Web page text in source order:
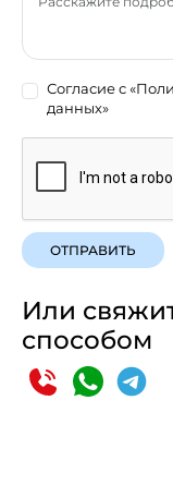
Согласие с
данных»
ОТПРАВИТЬ
Или
способом